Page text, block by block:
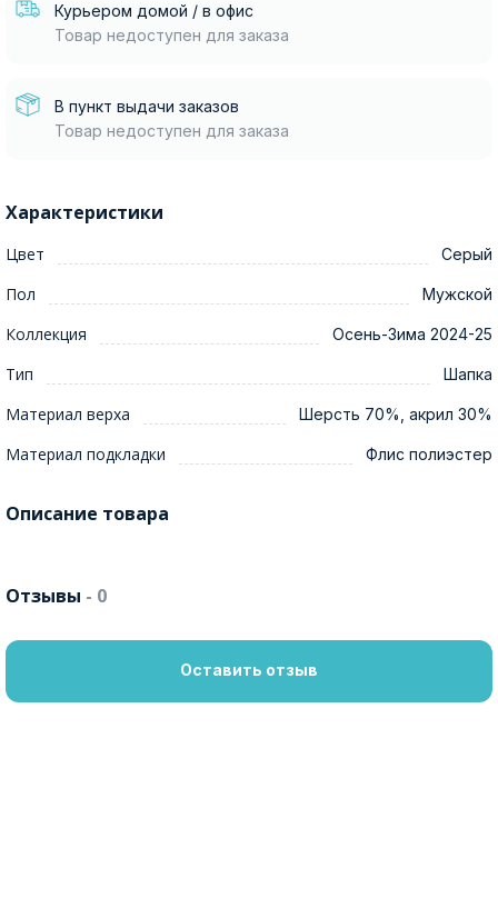
Курьером домой / в офис
Товар недоступен для заказа
В пункт выдачи заказов
Товар недоступен для заказа
Характеристики
Цвет Серый
Пол Мужской
Коллекция Осень-Зима 2024-25
Тип Шапка
Материал верха Шерсть 70%, акрил 30%
Материал подкладки Флис полиэстер
Описание товара
Отзывы - 0
Оставить отзыв